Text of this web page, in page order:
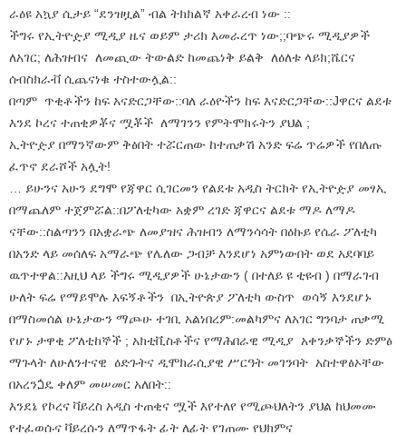
ራዕዩ አኳያ ሲታይ “ደንዝዟል” ብል ትክክልኛ አቀራረብ ነው ::
ችግሩ የኢትዮዽያ ሚዲያ ዜና ወይም ታሪክ እመራረጥ ነው;;ባጭሩ ሚዲያዎች
ለአገር; ለሕዝብና ለመጪው ትውልድ ከመጨነቅ ይልቅ ለዕለቱ ላይክ;ሼርና
ሰብስክራቭ ሲጨናነቁ ተስተውሏል::
በጣም ጥቂቶችን ከፍ አናድርጋቸው::ባለ ራዕዮችን ከፍ እናድርጋቸው::Jዋርና ልደቱ
እንደ ኮረና ተጠቂዎቾና ሟቾች ለማገንን የምትሞክሩትን ያህል ;
ኢትዮዽያ በማንኛውም ቅፅበት ተሯርጠው ከተጠቃሽ አንድ ፍሬ ጥሬዎች የበለጡ
ፈጥኖ ደራሾች አሏት!
… ይሁንና አሁን ደግሞ የጃዋር ሲገርመን የልደቱ አዲስ ትርክት የኢትዮዽያ መፃኢ
በማጨለም ተጀምሯል::በፖለቲካው አቋም ረገድ ጃዋርና ልደቱ ማዶ ለማዶ
ናቸው::ስልጣንን በአቋራጭ ለመያዝና ሕዝብን ለማንሳሳት በዕኩይ የሴራ ፖለቲካ
በአንድ ላይ መሰለፍ አማራጭ የሌለው ጋብቻ እንደሆነ አምነውበት ወደ አደባባይ
ዉጥተዋል::እዚህ ላይ ችግሩ ሚዲያዎች ሁኔታውን ( በተለይ ዩ ቲዩብ ) በማራገብ
ሁለት ፍሬ የማይሞሉ እፍኝቶችን በኢትዮጵያ ፖለቲካ ውስጥ ወሳኝ እንደሆኑ
በማስመሰል ሁኔታውን ማጮሁ ተገቢ አልነበረም:መልካምና ለአገር ግንባታ ጠቃሚ
የሆኑ ታዋቂ ፖለቲከኞች ; አክቲቪስቶችና የማሕበራዊ ሚዲያ አቀንቃኞችን ድምፅ
ማጉላት ለሁለንተናዊ ዕድጉትና ዲሞክራሲያዊ ሥርዓት መገንባት አስተዋፅኦቸው
በአረንጏዴ ቀለም መሠመር አለበት::
እንደኔ የኮረና ቫይረስ አዲስ ተጠቂና ሟች እየተለየ የሚጮህለትን ያህል ከህመሙ
የተፈወሱና ቫይረሱን ለማጥፋት ፊት ለፊት የገጠሙ የህክምና